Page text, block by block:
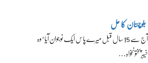
بلوچستان کا حل
آج سے 15 سال قبل میرے پاس ایک نوجوان آیا‘ وہ
خیبرپختونخواہ…